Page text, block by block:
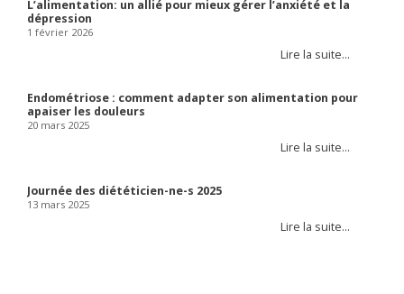
L’alimentation: un allié pour mieux gérer l’anxiété et la
dépression
1 février 2026
Lire la suite…
Endométriose : comment adapter son alimentation pour
apaiser les douleurs
20 mars 2025
Lire la suite…
Journée des diététicien-ne-s 2025
13 mars 2025
Lire la suite…